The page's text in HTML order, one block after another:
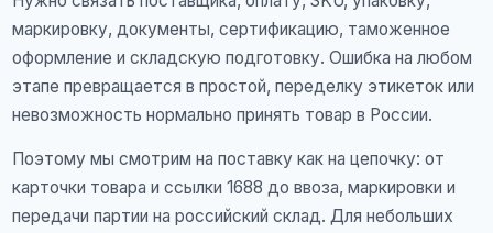
маркировку, документы, сертификацию, таможенное
оформление и складскую подготовку. Ошибка на любом
этапе превращается в простой, переделку этикеток или
невозможность нормально принять товар в России.
Поэтому мы смотрим на поставку как на цепочку: от
карточки товара и ссылки 1688 до ввоза, маркировки и
передачи партии на российский склад. Для небольших